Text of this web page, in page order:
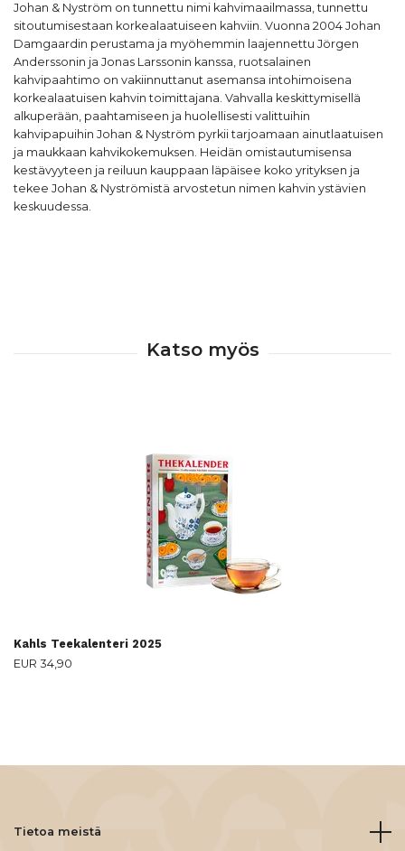
Johan & Nyström on tunnettu nimi kahvimaailmassa, tunnettu
sitoutumisestaan korkealaatuiseen kahviin. Vuonna 2004 Johan
Damgaardin perustama ja myöhemmin laajennettu Jörgen
Anderssonin ja Jonas Larssonin kanssa, ruotsalainen
kahvipaahtimo on vakiinnuttanut asemansa intohimoisena
korkealaatuisen kahvin toimittajana. Vahvalla keskittymisellä
alkuperään, paahtamiseen ja huolellisesti valittuihin
kahvipapuihin Johan & Nyström pyrkii tarjoamaan ainutlaatuisen
ja maukkaan kahvikokemuksen. Heidän omistautumisensa
kestävyyteen ja reiluun kauppaan läpäisee koko yrityksen ja
tekee Johan & Nyströmistä arvostetun nimen kahvin ystävien
keskuudessa.
Kahls Teekalenteri 2025
EUR 34,90
Tietoa meistä